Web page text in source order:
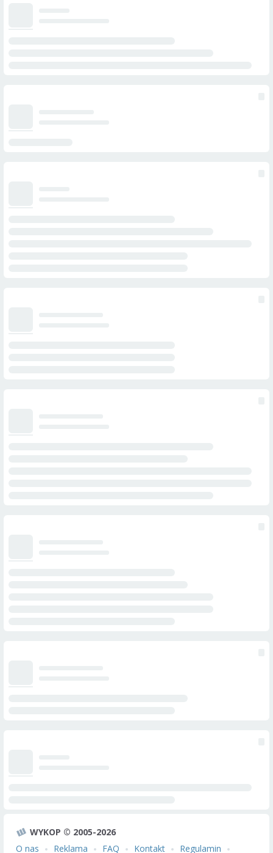
WYKOP © 2005-2026
O nas
Reklama FAQ Kontakt Regulamin